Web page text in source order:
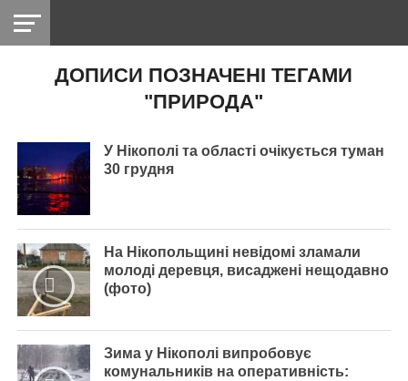
НІКОПОЛЬ
РАДІО
ДОПИСИ ПОЗНАЧЕНІ ТЕГАМИ
"ПРИРОДА"
У Нікополі та області очікується туман
30 грудня
На Нікопольщині невідомі зламали
молоді деревця, висаджені нещодавно
(фото)
Зима у Нікополі випробовує
комунальників на оперативність: